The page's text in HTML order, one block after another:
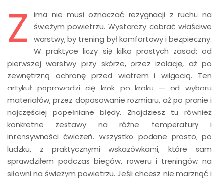
Z
ima nie musi oznaczać rezygnacji z ruchu na
świeżym powietrzu. Wystarczy dobrać właściwe
warstwy, by trening był komfortowy i bezpieczny.
W praktyce liczy się kilka prostych zasad: od
pierwszej warstwy przy skórze, przez izolację, aż po
zewnętrzną ochronę przed wiatrem i wilgocią. Ten
artykuł poprowadzi cię krok po kroku — od wyboru
materiałów, przez dopasowanie rozmiaru, aż po pranie i
najczęściej popełniane błędy. Znajdziesz tu również
konkretne zestawy na różne temperatury i
intensywności ćwiczeń. Wszystko podane prosto, po
ludzku, z praktycznymi wskazówkami, które sam
sprawdziłem podczas biegów, roweru i treningów na
siłowni na świeżym powietrzu. Jeśli chcesz nie marznąć i